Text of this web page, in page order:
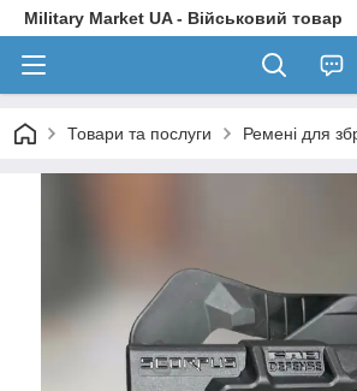
Military Market UA - Військовий товар
Товари та послуги Ремені для